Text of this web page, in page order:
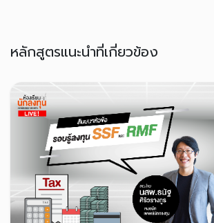
หลักสูตรแนะนำที่เกี่ยวข้อง